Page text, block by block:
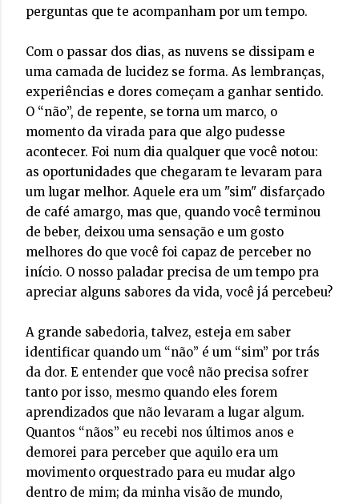
perguntas que te acompanham por um tempo.
Com o passar dos dias, as nuvens se dissipam e
uma camada de lucidez se forma. As lembranças,
experiências e dores começam a ganhar sentido.
O “não”, de repente, se torna um marco, o
momento da virada para que algo pudesse
acontecer. Foi num dia qualquer que você notou:
as oportunidades que chegaram te levaram para
um lugar melhor. Aquele era um "sim" disfarçado
de café amargo, mas que, quando você terminou
de beber, deixou uma sensação e um gosto
melhores do que você foi capaz de perceber no
início. O nosso paladar precisa de um tempo pra
apreciar alguns sabores da vida, você já percebeu?
A grande sabedoria, talvez, esteja em saber
identificar quando um “não” é um “sim” por trás
da dor. E entender que você não precisa sofrer
tanto por isso, mesmo quando eles forem
aprendizados que não levaram a lugar algum.
Quantos “nãos” eu recebi nos últimos anos e
demorei para perceber que aquilo era um
movimento orquestrado para eu mudar algo
dentro de mim; da minha visão de mundo,